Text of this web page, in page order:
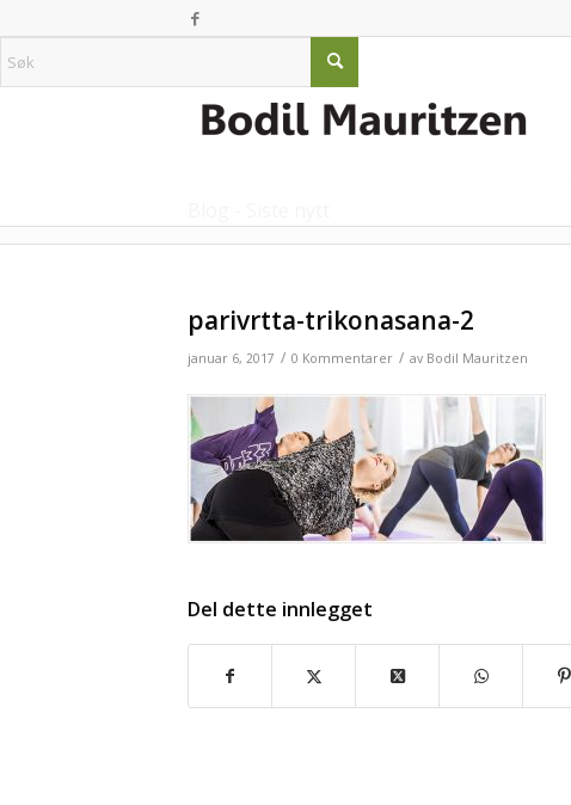
parivrtta-trikonasana-2
januar 6, 2017 / 0 Kommentarer / av Bodil Mauritzen
Del dette innlegget